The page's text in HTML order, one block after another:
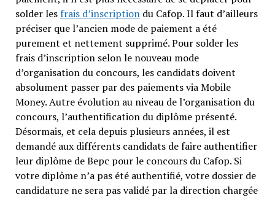
solder les frais d’inscriptiondu Cafop. Il faut d’ailleurs
préciser que l’ancien mode de paiement a été
purement et nettement supprimé. Pour solder les
frais d’inscription selon le nouveau mode
d’organisation du concours, les candidats doivent
absolument passer par des paiements via Mobile
Money. Autre évolution au niveau de l’organisation du
concours, l’authentification du diplôme présenté.
Désormais, et cela depuis plusieurs années, il est
demandé aux différents candidats de faire authentifier
leur diplôme de Bepc pour le concours du Cafop. Si
votre diplôme n’a pas été authentifié, votre dossier de
candidature ne sera pas validé par la direction chargée